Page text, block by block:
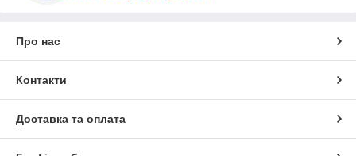
Про нас
Контакти
Доставка та оплата